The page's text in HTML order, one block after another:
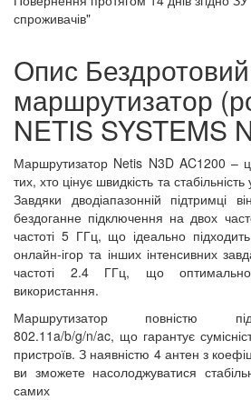
спроживачів"
Опис Бездротовий
маршрутизатор
NETIS SYSTEMS
Маршрутизатор Netis N3D AC1200 –
тих, хто цінує швидкість та
Завдяки дводіапазонній підтримці
бездоганне підключення на двох
частоті 5 ГГц, що ідеально
онлайн-ігор та інших інтенсивних
частоті 2.4 ГГц, що
використання.
Маршрутизатор повністю
802.11a/b/g/n/ac, що гарантує
пристроїв. З наявністю 4 антен з
ви зможете насолоджуватися
самих